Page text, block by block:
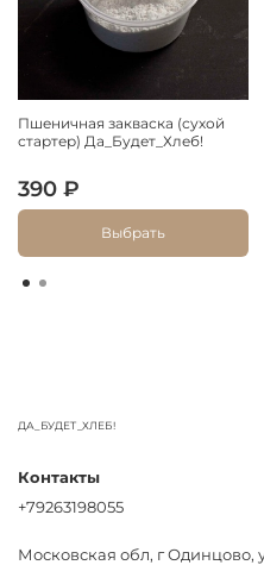
Пшеничная закваска (сухой
стартер) Да_Будет_Хлеб!
390 ₽
Выбрать
ДА_БУДЕТ_ХЛЕБ!
Контакты
+79263198055
Московская обл, г Одинцово,